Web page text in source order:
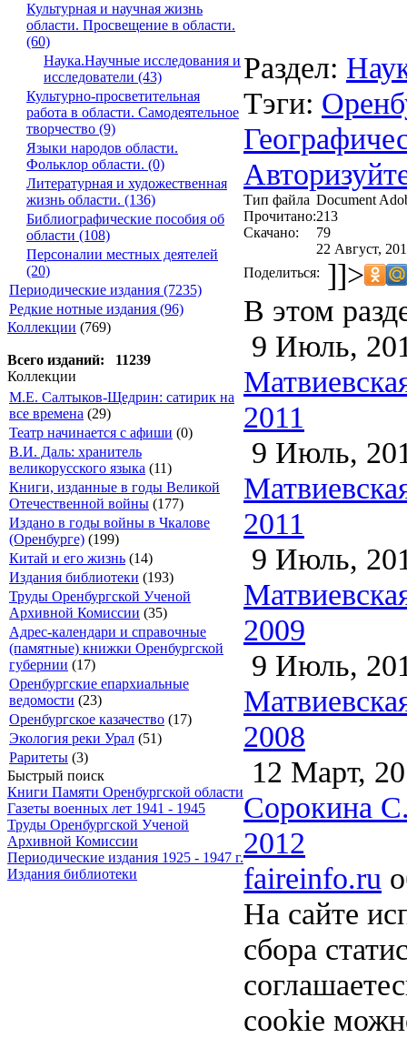
Культурная и научная жизнь
области. Просвещение в области.
(60)
Наука.Научные исследования и
исследователи (43)
Культурно-просветительная
работа в области. Самодеятельное
творчество (9)
Языки народов области.
Фольклор области. (0)
Литературная и художественная
жизнь области. (136)
Библиографические пособия об
области (108)
Персоналии местных деятелей
(20)
Периодические издания (7235)
Редкие нотные издания (96)
Коллекции (769)
Всего изданий: 11239
Коллекции
М.Е. Салтыков-Щедрин: сатирик на
все времена (29)
Театр начинается с афиши (0)
В.И. Даль: хранитель
великорусского языка (11)
Книги, изданные в годы Великой
Отечественной войны (177)
Издано в годы войны в Чкалове
(Оренбурге) (199)
Китай и его жизнь (14)
Издания библиотеки (193)
Труды Оренбургской Ученой
Архивной Комиссии (35)
Адрес-календари и справочные
(памятные) книжки Оренбургской
губернии (17)
Оренбургские епархиальные
ведомости (23)
Оренбургское казачество (17)
Экология реки Урал (51)
Раритеты (3)
Быстрый поиск
Книги Памяти Оренбургской области
Газеты военных лет 1941 - 1945
Труды Оренбургской Ученой
Архивной Комиссии
Периодические издания 1925 - 1947 г.
Издания библиотеки
Раздел:
Тэги:
Тип файла Document
Прочитано:213
Скачано:
79
22 Август,
Поделиться: ]]>
В этом
9 Июль,
2011
9 Июль,
2011
9 Июль,
2009
9 Июль,
2008
12 Март,
Сорокина
2012
faireinfo.ru
На сайте
сбора
cookie